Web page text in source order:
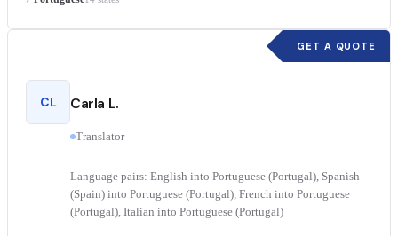
GET A QUOTE
CL Carla L.
Translator
Language pairs: English into Portuguese (Portugal), Spanish
(Spain) into Portuguese (Portugal), French into Portuguese
(Portugal), Italian into Portuguese (Portugal)